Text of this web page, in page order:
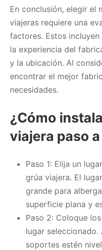
En conclusión, elegir el
viajeras requiere una
factores. Estos
la experiencia del
y la ubicación. Al
encontrar el mejor
necesidades.
¿Cómo
viajera paso
Paso 1: Elija un
grúa viajera. El
grande para
superficie plana y
Paso 2: Coloque
lugar seleccionado.
soportes estén